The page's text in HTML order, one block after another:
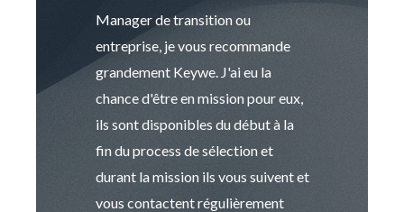
Manager de transition ou
entreprise, je vous recommande
grandement Keywe. J'ai eu la
chance d'être en mission pour eux,
ils sont disponibles du début à la
fin du process de sélection et
durant la mission ils vous suivent et
vous contactent régulièrement